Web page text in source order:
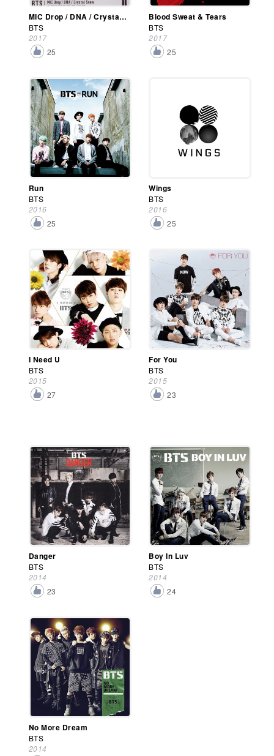
MIC Drop / DNA / Crystal Snow
BTS
2017
25
Blood Sweat & Tears
BTS
2017
25
Run
BTS
2016
25
Wings
BTS
2016
25
I Need U
BTS
2015
27
For You
BTS
2015
23
Danger
BTS
2014
23
Boy In Luv
BTS
2014
24
No More Dream
BTS
2014